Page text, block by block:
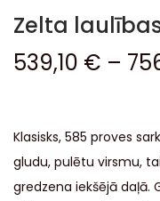
Zelta
539,10 € –
Klasisks, 585 proves
gludu, pulētu virsmu,
gredzena iekšējā daļā.